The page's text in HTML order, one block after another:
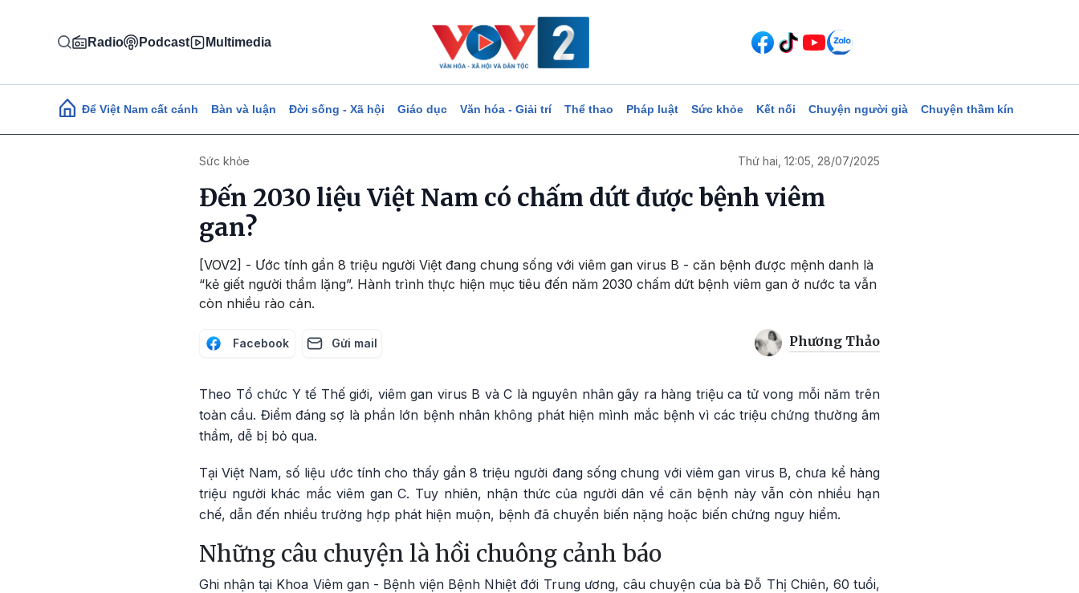
Radio Podcast Multimedia
Main navigation
Để Việt Nam cất cánh Bàn và luận Đời sống - Xã hội Giáo dục Văn hóa - Giải trí Thể thao Pháp luật Sức khỏe Kết nối Chuyện người già Chuyện thầm kín
Sức khỏe Thứ hai, 12:05, 28/07/2025
Đến 2030 liệu Việt Nam có chấm dứt được bệnh viêm
gan?
[VOV2] - Ước tính gần 8 triệu người Việt đang chung sống với viêm gan virus B - căn bệnh được mệnh danh là
“kẻ giết người thầm lặng”. Hành trình thực hiện mục tiêu đến năm 2030 chấm dứt bệnh viêm gan ở nước ta vẫn
còn nhiều rào cản.
Facebook Gửi mail Phương Thảo
Theo Tổ chức Y tế Thế giới, viêm gan virus B và C là nguyên nhân gây ra hàng triệu ca tử vong mỗi năm trên
toàn cầu. Điểm đáng sợ là phần lớn bệnh nhân không phát hiện mình mắc bệnh vì các triệu chứng thường âm
thầm, dễ bị bỏ qua.
Tại Việt Nam, số liệu ước tính cho thấy gần 8 triệu người đang sống chung với viêm gan virus B, chưa kể hàng
triệu người khác mắc viêm gan C. Tuy nhiên, nhận thức của người dân về căn bệnh này vẫn còn nhiều hạn
chế, dẫn đến nhiều trường hợp phát hiện muộn, bệnh đã chuyển biến nặng hoặc biến chứng nguy hiểm.
Những câu chuyện là hồi chuông cảnh báo
Ghi nhận tại Khoa Viêm gan - Bệnh viện Bệnh Nhiệt đới Trung ương, câu chuyện của bà Đỗ Thị Chiên, 60 tuổi,